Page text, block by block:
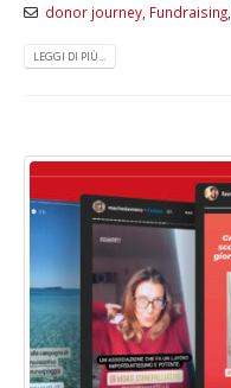
donor journey, Fundraising,
LEGGI DI PIÙ...